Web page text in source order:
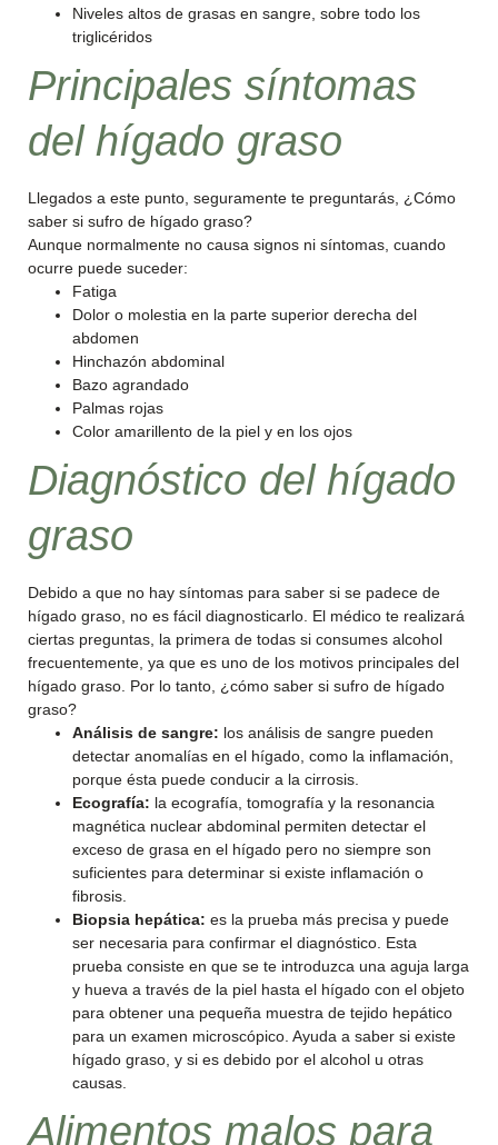
Niveles altos de grasas en sangre, sobre todo los
triglicéridos
Principales síntomas
del hígado graso
Llegados a este punto, seguramente te preguntarás, ¿Cómo
saber si sufro de hígado graso?
Aunque normalmente no causa signos ni síntomas, cuando
ocurre puede suceder:
Fatiga
Dolor o molestia en la parte superior derecha del
abdomen
Hinchazón abdominal
Bazo agrandado
Palmas rojas
Color amarillento de la piel y en los ojos
Diagnóstico del hígado
graso
Debido a que no hay síntomas para saber si se padece de
hígado graso, no es fácil diagnosticarlo. El médico te realizará
ciertas preguntas, la primera de todas si consumes alcohol
frecuentemente, ya que es uno de los motivos principales del
hígado graso. Por lo tanto, ¿cómo saber si sufro de hígado
graso?
Análisis de sangre: los análisis de sangre pueden
detectar anomalías en el hígado, como la inflamación,
porque ésta puede conducir a la cirrosis.
Ecografía: la ecografía, tomografía y la resonancia
magnética nuclear abdominal permiten detectar el
exceso de grasa en el hígado pero no siempre son
suficientes para determinar si existe inflamación o
fibrosis.
Biopsia hepática: es la prueba más precisa y puede
ser necesaria para confirmar el diagnóstico. Esta
prueba consiste en que se te introduzca una aguja larga
y hueva a través de la piel hasta el hígado con el objeto
para obtener una pequeña muestra de tejido hepático
para un examen microscópico. Ayuda a saber si existe
hígado graso, y si es debido por el alcohol u otras
causas.
Alimentos malos para